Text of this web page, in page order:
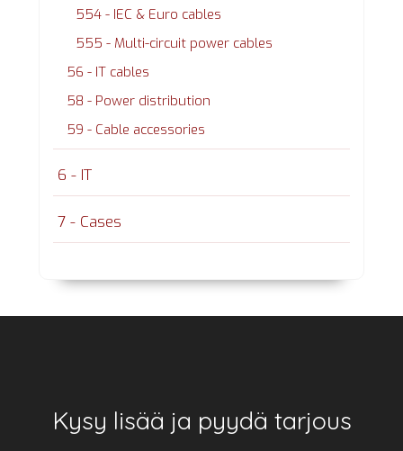
554 - IEC & Euro cables
555 - Multi-circuit power cables
56 - IT cables
58 - Power distribution
59 - Cable accessories
6 - IT
7 - Cases
Footer
Kysy lisää ja pyydä tarjous